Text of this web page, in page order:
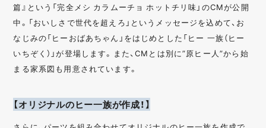
篇』という「完全メシ カラムーチョ ホットチリ味」のCMが公開
中。「おいしさで世代を超えろ」というメッセージを込めて、お
なじみの「ヒーおばあちゃん」をはじめとした「ヒー 一族（ヒー
いちぞく）」が登場します。また、CMとは別に”原ヒー人”から始
まる家系図も用意されています。
【オリジナルのヒー一族が作成！】